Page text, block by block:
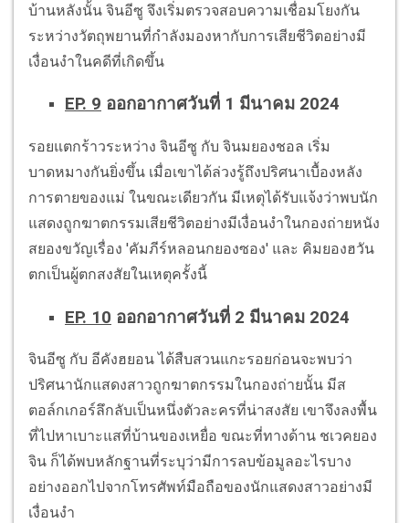
บ้านหลังนั้น จินอีซู จึงเริ่มตรวจสอบความเชื่อมโยงกัน
ระหว่างวัตถุพยานที่กำลังมองหากับการเสียชีวิตอย่างมี
เงื่อนงำในคดีที่เกิดขึ้น
EP. 9 ออกอากาศวันที่ 1 มีนาคม 2024
รอยแตกร้าวระหว่าง จินอีซู กับ จินมยองชอล เริ่ม
บาดหมางกันยิ่งขึ้น เมื่อเขาได้ล่วงรู้ถึงปริศนาเบื้องหลัง
การตายของแม่ ในขณะเดียวกัน มีเหตุได้รับแจ้งว่าพบนัก
แสดงถูกฆาตกรรมเสียชีวิตอย่างมีเงื่อนงำในกองถ่ายหนัง
สยองขวัญเรื่อง 'คัมภีร์หลอนกยองซอง' และ คิมยองฮวัน
ตกเป็นผู้ตกสงสัยในเหตุครั้งนี้
EP. 10 ออกอากาศวันที่ 2 มีนาคม 2024
จินอีซู กับ อีคังฮยอน ได้สืบสวนแกะรอยก่อนจะพบว่า
ปริศนานักแสดงสาวถูกฆาตกรรมในกองถ่ายนั้น มีส
ตอล์กเกอร์ลึกลับเป็นหนึ่งตัวละครที่น่าสงสัย เขาจึงลงพื้น
ที่ไปหาเบาะแสที่บ้านของเหยื่อ ขณะที่ทางด้าน ชเวคยอง
จิน ก็ได้พบหลักฐานที่ระบุว่ามีการลบข้อมูลอะไรบาง
อย่างออกไปจากโทรศัพท์มือถือของนักแสดงสาวอย่างมี
เงื่อนงำ